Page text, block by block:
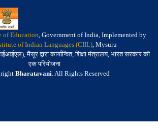
of Education, Government of India, Implemented by
of Indian Languages (CIIL), Mysuru
मैसूर द्वारा कार्यान्वित, शिक्षा मंत्रालय, भारत सरकार की
एक परियोजना
Bharatavani. All Rights Reserved